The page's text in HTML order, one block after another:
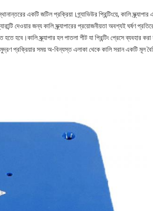
একটি জটিল প্রক্রিয়া।গ্র্যাভিউর প্রিন্টিংয়ে, কালি স্ক্র্যাপার
দেওয়ার জন্য কালি স্ক্র্যাপারের প্রয়োজনীয়তা অবশ্যই ঘর্ষণ
হবে।কালি স্ক্র্যাপার হল পাতলা শীট যা প্রিন্টিং প্রেসে ব্যবহার
প্রক্রিয়ার সময় অ-বিন্যস্ত এলাকা থেকে কালি সরান একটি মূল